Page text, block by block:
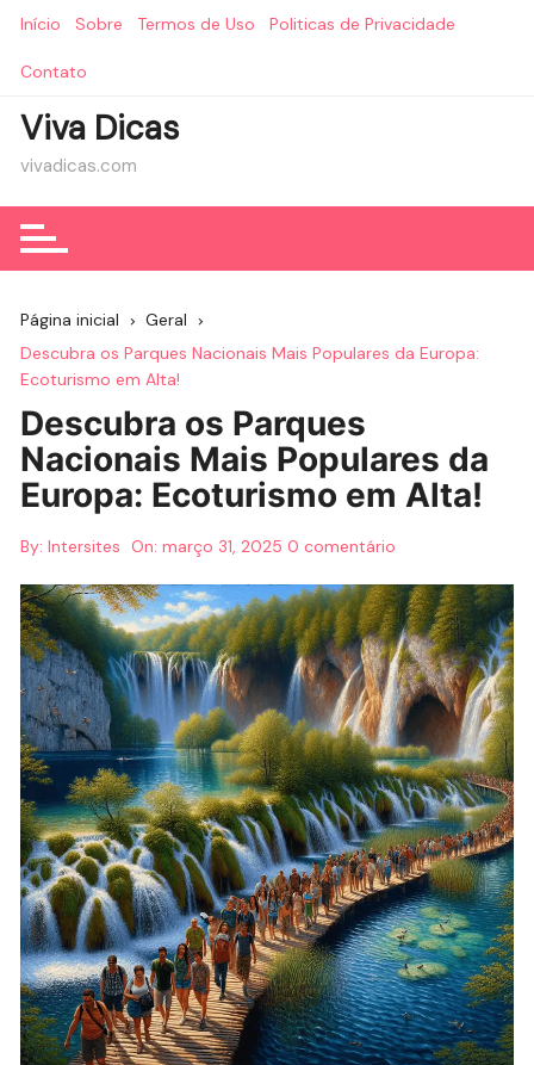
Início Sobre Termos de Uso Politicas de Privacidade
Contato
Viva Dicas
vivadicas.com
Página inicial
Geral
Descubra os Parques Nacionais Mais Populares da Europa:
Ecoturismo em Alta!
Descubra os Parques
Nacionais Mais Populares da
Europa: Ecoturismo em Alta!
By: Intersites On:março 31, 2025 0 comentário